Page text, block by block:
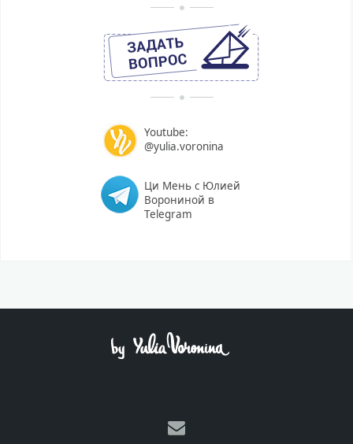
Youtube:
@yulia.voronina
Ци Мень с Юлией
Ворониной в
Telegram